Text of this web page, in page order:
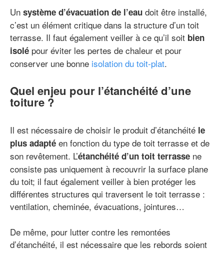
Un système d’évacuation de l’eau doit être installé,
c’est un élément critique dans la structure d’un toit
terrasse. Il faut également veiller à ce qu’il soit bien
isolé pour éviter les pertes de chaleur et pour
conserver une bonne isolation du toit-plat.
Quel enjeu pour l’étanchéité d’une
toiture ?
Il est nécessaire de choisir le produit d’étanchéité le
plus adapté en fonction du type de toit terrasse et de
son revêtement. L’étanchéité d’un toit terrasse ne
consiste pas uniquement à recouvrir la surface plane
du toit; il faut également veiller à bien protéger les
différentes structures qui traversent le toit terrasse :
ventilation, cheminée, évacuations, jointures…
De même, pour lutter contre les remontées
d’étanchéité, il est nécessaire que les rebords soient